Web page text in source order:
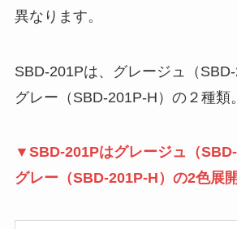
異なります。
SBD-201Pは、グレージュ（SBD-
グレー（SBD-201P-H）の２種類。
▼SBD-201Pはグレージュ（SBD-
グレー（SBD-201P-H）の2色展